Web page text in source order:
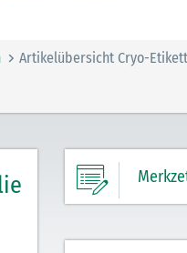
Artikelübersicht Cryo-
Einträge.